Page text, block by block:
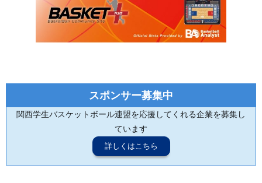
スポンサー募集中
関西学生バスケットボール連盟を応援してくれる企業を募集し
ています
詳しくはこちら